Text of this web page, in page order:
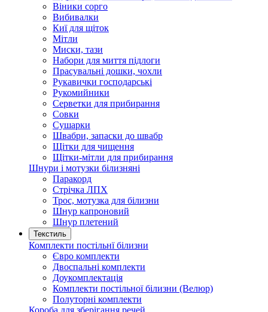
Віники сорго
Вибивалки
Киї для щіток
Мітли
Миски, тази
Набори для миття підлоги
Прасувальні дошки, чохли
Рукавички господарські
Рукомийники
Серветки для прибирання
Совки
Сушарки
Швабри, запаски до швабр
Щітки для чищення
Щітки-мітли для прибирання
Шнури і мотузки білизняні
Паракорд
Стрічка ЛПХ
Трос, мотузка для білизни
Шнур капроновий
Шнур плетений
Текстиль
Комплекти постільнї білизни
Євро комплекти
Двоспальні комплекти
Доукомплектація
Комплекти постільної білизни (Велюр)
Полуторні комплекти
Короба для зберігання речей